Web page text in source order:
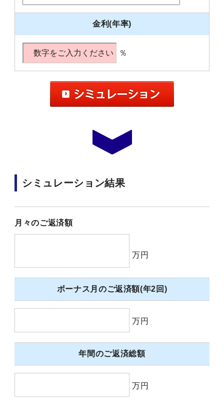
金利(年率)
％
シミュレーション結果
月々のご返済額
万円
ボーナス月のご返済額(年2回)
万円
年間のご返済総額
万円